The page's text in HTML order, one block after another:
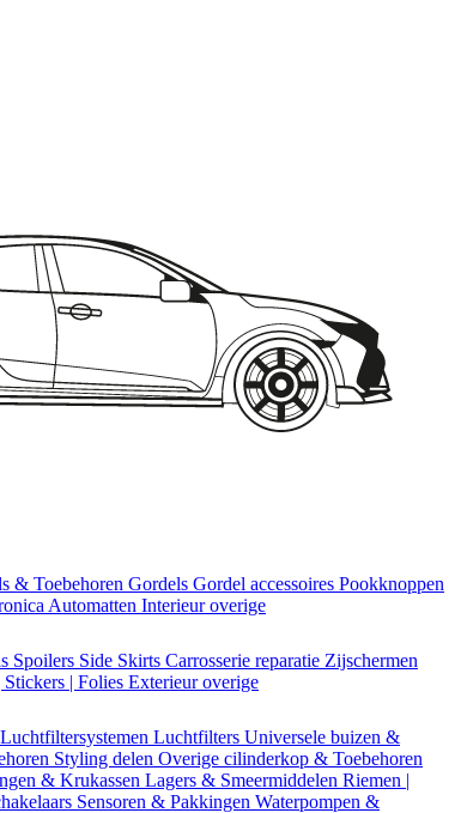
& Toebehoren Gordels Gordel accessoires Pookknoppen
Automatten Interieur overige
Spoilers Side Skirts Carrosserie reparatie Zijschermen
| Folies Exterieur overige
Luchtfiltersystemen Luchtfilters Universele buizen &
Styling delen Overige cilinderkop & Toebehoren
& Krukassen Lagers & Smeermiddelen Riemen |
Sensoren & Pakkingen Waterpompen &